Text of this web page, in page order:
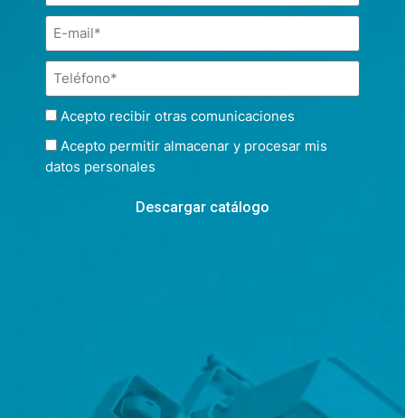
Acepto recibir otras comunicaciones
Acepto permitir almacenar y procesar mis
datos personales
Descargar catálogo